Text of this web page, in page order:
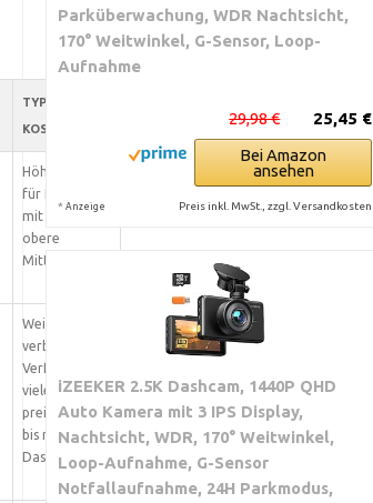
TYPISCHE
KOSTEN
Höherer Preis
für Kameras
mit OIS. Meist
obere
Mittelklasse.
Weit
verbreitet.
Verfügbar in
vielen
preiswerten
bis mittleren
Dashcams.
Parküberwachung, WDR Nachtsicht,
170° Weitwinkel, G-Sensor, Loop-
Aufnahme
25,45 €
29,98 €
Bei Amazon
ansehen
* Anzeige Preis inkl. MwSt., zzgl. Versandkosten
iZEEKER 2.5K Dashcam, 1440P QHD
Auto Kamera mit 3 IPS Display,
Nachtsicht, WDR, 170° Weitwinkel,
Loop-Aufnahme, G-Sensor
Notfallaufnahme, 24H Parkmodus,